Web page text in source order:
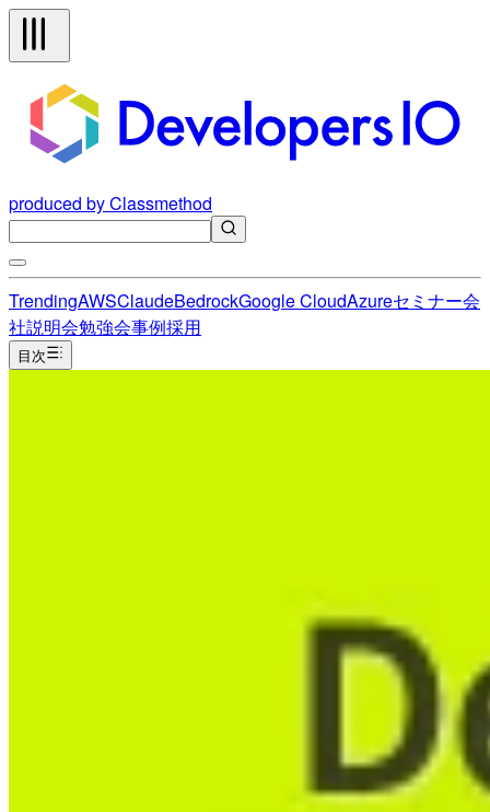
produced by Classmethod
TrendingAWSClaudeBedrockGoogle CloudAzureセミナー会
社説明会勉強会事例採用
目次